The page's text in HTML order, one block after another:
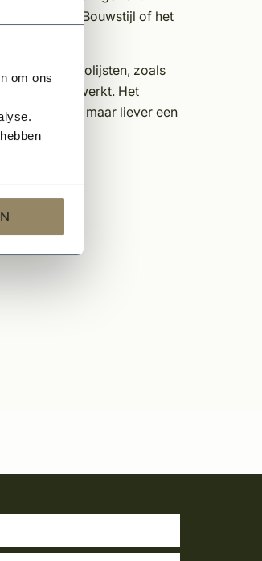
om ons
Kempische Bouwstijl of het
materiaal te polijsten, zoals
hand afgewerkt. Het
houdt, maar liever een